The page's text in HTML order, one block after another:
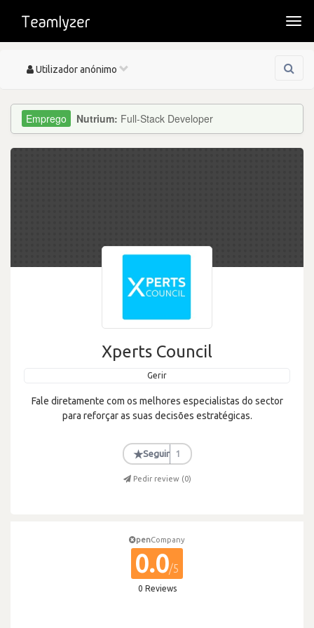
Toggle
Utilizador anónimo
Nutrium: Full-Stack Developer
Xperts Council
Gerir
Fale diretamente com os melhores especialistas do sector
para reforçar as suas decisões estratégicas.
★Seguir 1
Pedir review (0)
penCompany
0.0/5
0 Reviews